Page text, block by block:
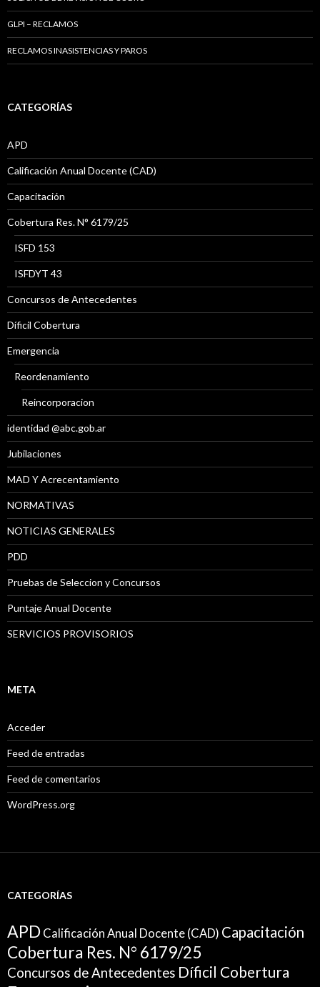
GLPI – RECLAMOS
RECLAMOS INASISTENCIAS Y PAROS
CATEGORÍAS
APD
Calificación Anual Docente (CAD)
Capacitación
Cobertura Res. N° 6179/25
ISFD 153
ISFDYT 43
Concursos de Antecedentes
Díficil Cobertura
Emergencia
Reordenamiento
Reincorporacion
identidad @abc.gob.ar
Jubilaciones
MAD Y Acrecentamiento
NORMATIVAS
NOTICIAS GENERALES
PDD
Pruebas de Seleccion y Concursos
Puntaje Anual Docente
SERVICIOS PROVISORIOS
META
Acceder
Feed de entradas
Feed de comentarios
WordPress.org
CATEGORÍAS
APD Calificación Anual Docente (CAD) Capacitación
Cobertura Res. N° 6179/25
Concursos de Antecedentes Díficil Cobertura